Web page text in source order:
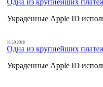
Одна из крупнейших
Украденные Apple ID
11.10.2018
Одна из крупнейших
Украденные Apple ID